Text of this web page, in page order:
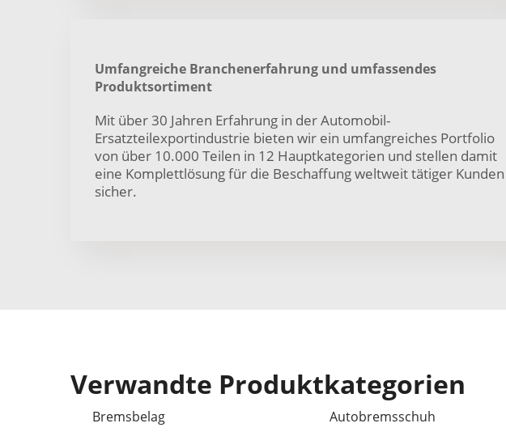
Umfangreiche Branchenerfahrung und umfassendes
Produktsortiment
Mit über 30 Jahren Erfahrung in der Automobil-
Ersatzteilexportindustrie bieten wir ein umfangreiches Portfolio
von über 10.000 Teilen in 12 Hauptkategorien und stellen damit
eine Komplettlösung für die Beschaffung weltweit tätiger Kunden
sicher.
Verwandte Produktkategorien
Bremsbelag Autobremsschuh